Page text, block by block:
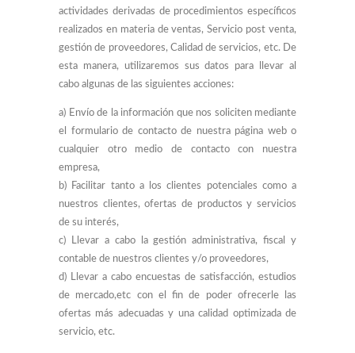
actividades derivadas de procedimientos específicos
realizados en materia de ventas, Servicio post venta,
gestión de proveedores, Calidad de servicios, etc. De
esta manera, utilizaremos sus datos para llevar al
cabo algunas de las siguientes acciones:
a) Envío de la información que nos soliciten mediante
el formulario de contacto de nuestra página web o
cualquier otro medio de contacto con nuestra
empresa,
b) Facilitar tanto a los clientes potenciales como a
nuestros clientes, ofertas de productos y servicios
de su interés,
c) Llevar a cabo la gestión administrativa, fiscal y
contable de nuestros clientes y/o proveedores,
d) Llevar a cabo encuestas de satisfacción, estudios
de mercado,etc con el fin de poder ofrecerle las
ofertas más adecuadas y una calidad optimizada de
servicio, etc.